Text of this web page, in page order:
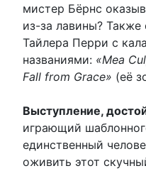
мистер Бёрнс
из-за лавины?
Тайлера Перри с
названиями: «Mea
Fall from Grace» (её
Выступление,
играющий
единственный
оживить этот